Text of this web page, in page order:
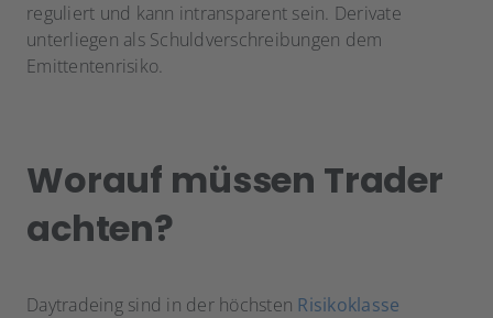
reguliert und kann intransparent sein. Derivate
unterliegen als Schuldverschreibungen dem
Emittentenrisiko.
Worauf müssen Trader
achten?
Daytradeing sind in der höchsten Risikoklasse